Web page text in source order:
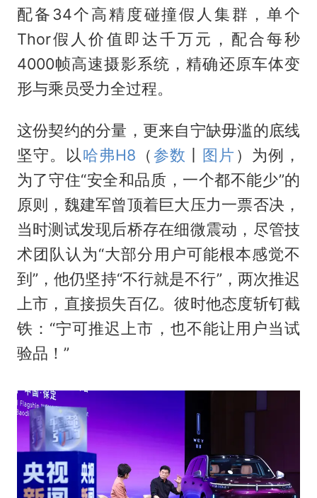
配备34个高精度碰撞假人集群，单个
Thor假人价值即达千万元，配合每秒
4000帧高速摄影系统，精确还原车体变
形与乘员受力全过程。
这份契约的分量，更来自宁缺毋滥的底线
坚守。以哈弗H8 （参数 图片 ）为例，
为了守住“安全和品质，一个都不能少”的
原则，魏建军曾顶着巨大压力一票否决，
当时测试发现后桥存在细微震动，尽管技
术团队认为“大部分用户可能根本感觉不
到”，他仍坚持“不行就是不行”，两次推迟
上市，直接损失百亿。彼时他态度斩钉截
铁：“宁可推迟上市，也不能让用户当试
验品！”